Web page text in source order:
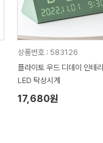
상품번호 : 583126
플라이토 우드 디데이 인테리어
LED 탁상시계
17,680원